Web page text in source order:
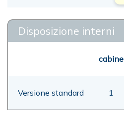
Disposizione interni
cabine
Versione standard 1